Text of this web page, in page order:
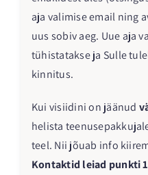
aja valimise email ning
uus sobiv aeg. Uue aja
tühistatakse ja Sulle
kinnitus.
Kui visiidini on jäänud
helista
teel. Nii jõuab info
Kontaktid leiad punkti